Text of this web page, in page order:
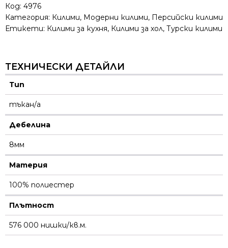
Код: 4976
Категория: Килими, Модерни килими, Персийски килими
Етикети: Килими за кухня, Килими за хол, Турски килими
ТЕХНИЧЕСКИ ДЕТАЙЛИ
Тип
тъкан/а
Дебелина
8мм
Материя
100% полиестер
Плътност
576 000 нишки/кв.м.